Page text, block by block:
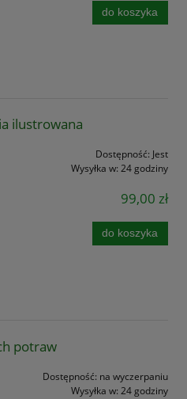
do koszyka
ilustrowana
Dostępność: Jest
Wysyłka w: 24 godziny
99,00 zł
do koszyka
potraw
Dostępność: na wyczerpaniu
Wysyłka w: 24 godziny